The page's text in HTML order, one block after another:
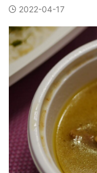
2022-04-17